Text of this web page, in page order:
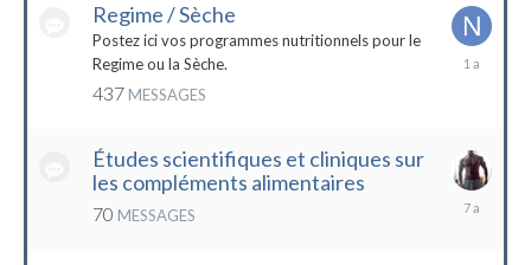
Regime / Sèche
Postez ici vos programmes nutritionnels pour le
Regime ou la Sèche.
437 MESSAGES
18
Études scientifiques et cliniques sur
les compléments alimentaires
70 MESSAGES
18